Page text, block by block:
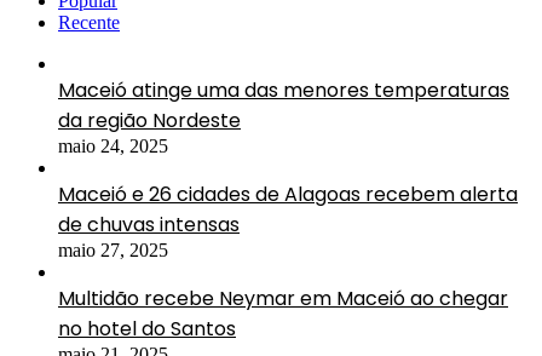
Recente
Maceió atinge uma das menores temperaturas
da região Nordeste
maio 24, 2025
Maceió e 26 cidades de Alagoas recebem alerta
de chuvas intensas
maio 27, 2025
Multidão recebe Neymar em Maceió ao chegar
no hotel do Santos